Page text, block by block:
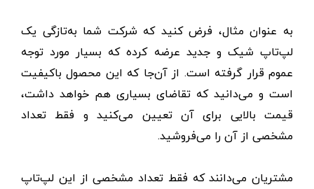
به عنوان مثال، فرض کنید که شرکت شما به‌تازگی یک
لپ‌تاپ شیک و جدید عرضه کرده‌ که بسیار مورد توجه
عموم قرار گرفته است. از آن‌جا که این محصول باکیفیت
است و می‌دانید که تقاضای بسیاری هم خواهد داشت،
قیمت بالایی برای آن تعیین می‌کنید و فقط تعداد
مشخصی از آن را می‌فروشید.
مشتریان می‌دانند که فقط تعداد مشخصی از این لپ‌تاپ